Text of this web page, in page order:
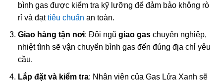
bình gas được kiểm tra kỹ lưỡng để đảm bảo không rò
rỉ và đạttiêu chuẩn an toàn.
Giao hàng tận nơi: Đội ngũ giao gaschuyên nghiệp,
nhiệt tình sẽ vận chuyển bình gas đến đúng địa chỉ yêu
cầu.
Lắp đặt và kiểm tra: Nhân viên của Gas Lửa Xanh sẽ